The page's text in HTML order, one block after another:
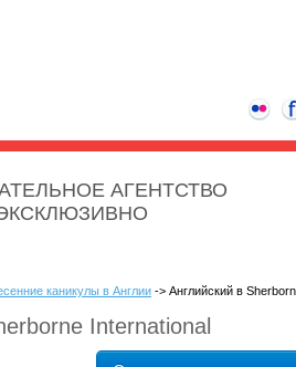
АГЕНТСТВО
каникулы в Англии -> Английский в
International